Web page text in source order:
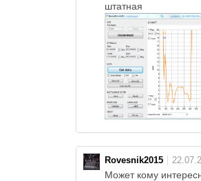
штатная
Rovesnik2015
Может кому